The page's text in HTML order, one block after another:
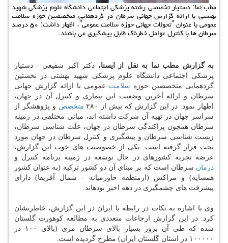
مطب نما: دستیار تخصصی رشته پزشكی اجتماعی دانشگاه علوم پزشكی شهید
بهشتی با ارائه گزارش جهانی سرطان در گردهمایی متخصصین حوزه سلامت
عمومی با عنوان ˮتحولات جهانی حوزه سلامت عمومیˮ، اظهار داشت: ۵۰ درصد
سرطان ها با كنترل عوامل خطرناك قابل پیشگیری می باشند.
به گزارش مطب نما به نقل از ایسنا، دكتر اكبر شفیعی - دستیار
پزشكی اجتماعی دانشگاه علوم پزشكی شهید بهشتی در نخستین
گردهمایی متخصصین حوزه سلامت عمومی با ارائه گزارش جهانی
سرطان و ارائه آخرین وضعیت این بیماری و كنترل آن در جهان،
اظهار نمود: در این گزارش كه بیش از ۲۸۰
متخصص و پژوهشگر از
سراسر جهان در تهیه آن شركت داشته اند، مبانی مختلفی در زمینه
سرطان همچون پراكندگی سرطان در جهان، علت شناسی سرطان،
زیست شناسی سرطان و پیشگیری و كنترل سرطان در جهان مورد
بحث قرار گرفته است. یكی از خصوصیت های خوب این گزارش،
عرضه تجربه كشورهای در حال توسعه در زمینه برنامه كنترل و
درمان سرطان است كه بر مبنای آن دو كشور تركیه (به عنوان كشور
همسایه) و مراكش (ازمنطقه خاورمیانه - شمال آفریقا) دارای
پیشرفت های چشمگیری در دهه اخیر بودهاند.
وی با اشاره به نكات در رابطه با ایران در این گزارش، خاطرنشان
كرد: در این گزارش ارجاعات متعددی به مطالعه كوهورت گلستان
شده كه طی آن بروز بسیار بالای سرطان مری (بالای ۱۰۰ در
۱۰۰۰۰۰ در استان گلستان ایران) مطرح گردیده است.